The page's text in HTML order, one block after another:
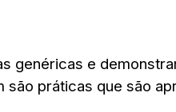
genéricas e
são práticas que são